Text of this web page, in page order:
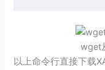
wget
以上命令行直接下载